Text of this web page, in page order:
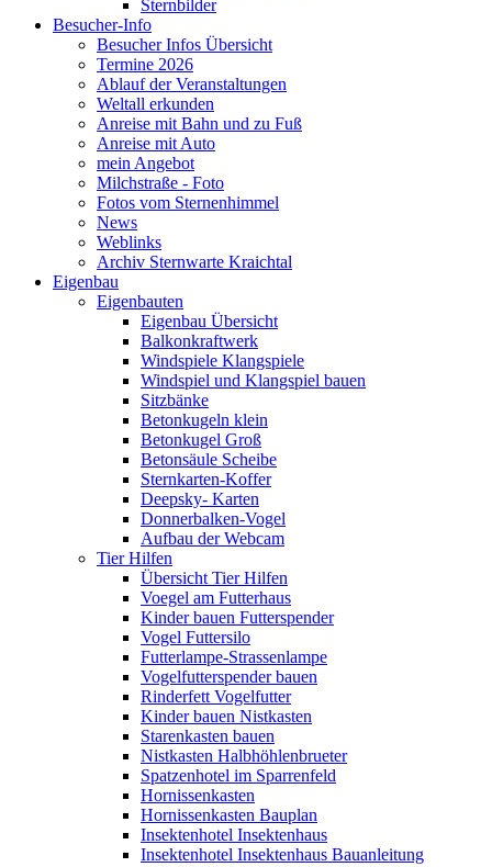
Sternbilder
Besucher-Info
Besucher Infos Übersicht
Termine 2026
Ablauf der Veranstaltungen
Weltall erkunden
Anreise mit Bahn und zu Fuß
Anreise mit Auto
mein Angebot
Milchstraße - Foto
Fotos vom Sternenhimmel
News
Weblinks
Archiv Sternwarte Kraichtal
Eigenbau
Eigenbauten
Eigenbau Übersicht
Balkonkraftwerk
Windspiele Klangspiele
Windspiel und Klangspiel bauen
Sitzbänke
Betonkugeln klein
Betonkugel Groß
Betonsäule Scheibe
Sternkarten-Koffer
Deepsky- Karten
Donnerbalken-Vogel
Aufbau der Webcam
Tier Hilfen
Übersicht Tier Hilfen
Voegel am Futterhaus
Kinder bauen Futterspender
Vogel Futtersilo
Futterlampe-Strassenlampe
Vogelfutterspender bauen
Rinderfett Vogelfutter
Kinder bauen Nistkasten
Starenkasten bauen
Nistkasten Halbhöhlenbrueter
Spatzenhotel im Sparrenfeld
Hornissenkasten
Hornissenkasten Bauplan
Insektenhotel Insektenhaus
Insektenhotel Insektenhaus Bauanleitung